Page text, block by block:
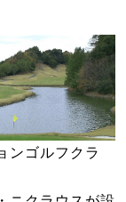
ンゴルフクラ